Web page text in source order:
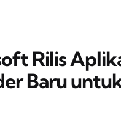
Rilis
Baru